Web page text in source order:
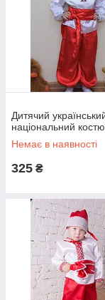
Дитячий
національний
Немає в наявності
325 ₴